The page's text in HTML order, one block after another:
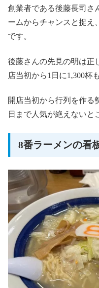
創業者である後藤長司さ
ームからチャンスと捉え
です。
後藤さんの先見の明は正
店当初から1日に1,300杯
開店当初から行列を作る
日まで人気が絶えないと
8番ラーメンの看